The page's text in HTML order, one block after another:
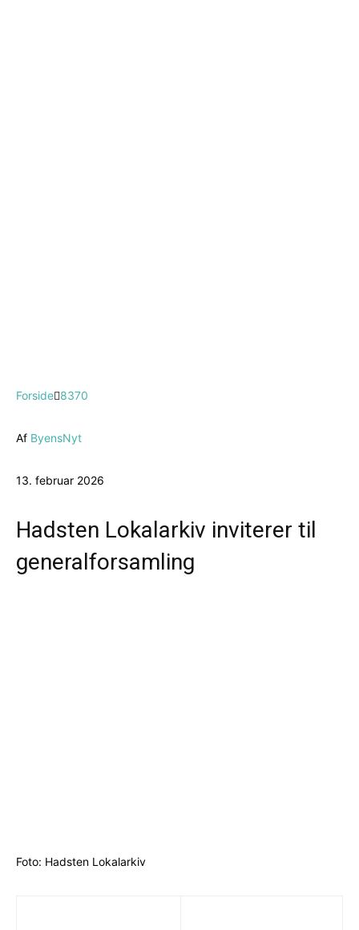
Forside 8370
Af ByensNyt
13. februar 2026
Hadsten Lokalarkiv inviterer til
generalforsamling
Foto: Hadsten Lokalarkiv